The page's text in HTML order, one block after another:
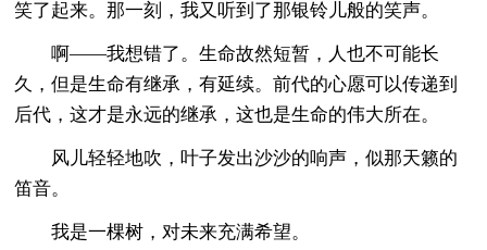
笑了起来。那一刻，我又听到了那银铃儿般的笑声。
啊——我想错了。生命故然短暂，人也不可能长
久，但是生命有继承，有延续。前代的心愿可以传递到
后代，这才是永远的继承，这也是生命的伟大所在。
风儿轻轻地吹，叶子发出沙沙的响声，似那天籁的
笛音。
我是一棵树，对未来充满希望。